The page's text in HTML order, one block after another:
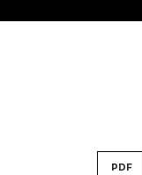
PDF